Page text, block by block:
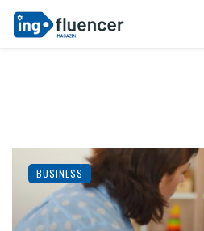
BUSINESS